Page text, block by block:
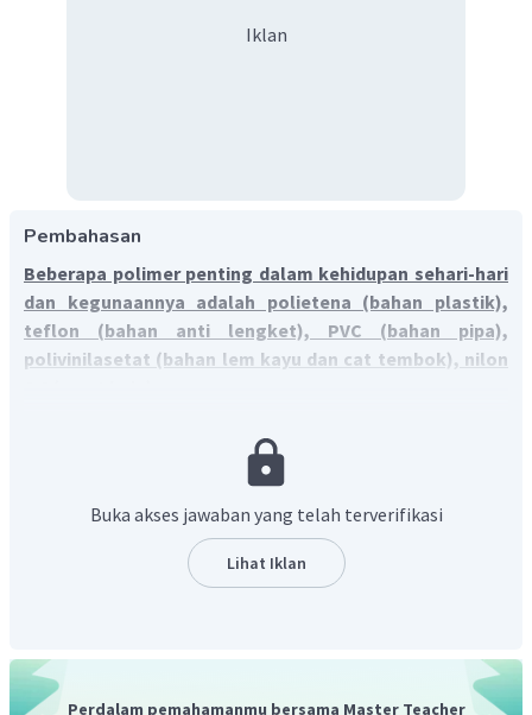
Iklan
Pembahasan
Beberapa polimer penting dalam kehidupan sehari-hari
dan kegunaannya adalah polietena (bahan plastik),
teflon (bahan anti lengket), PVC (bahan pipa),
polivinilasetat (bahan lem kayu dan cat tembok), nilon
disusun dari monomer-monomer melalui peristiwa
polimerisasi. Penggunaan polimer dalam kehidupan sehari-
membuat peralatan rumah tangga, kantor, dan peralatan
Beberapa polimer penting dalam kehidupan sehari-hari
Polietena sebagai bahan plastik
Teflon sebagai produk alat rumah tangga anti
Buka akses jawaban yang telah terverifikasi
Lihat Iklan
Perdalam pemahamanmu bersama Master Teacher